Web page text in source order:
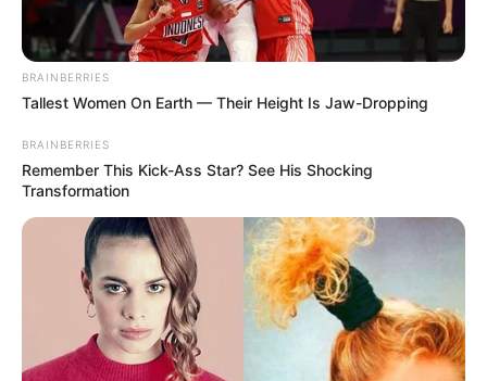
BRAINBERRIES
Tallest Women On Earth — Their Height Is Jaw-Dropping
BRAINBERRIES
Remember This Kick-Ass Star? See His Shocking
Transformation